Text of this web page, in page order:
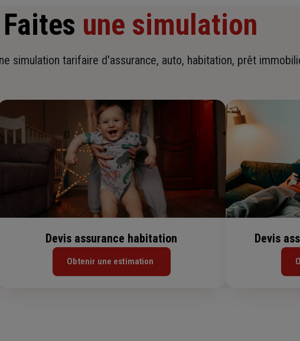
Faites une simulation
simulation tarifaire d'assurance, auto, habitation, prêt
Devis assurance habitation
Obtenir une estimation
Devis